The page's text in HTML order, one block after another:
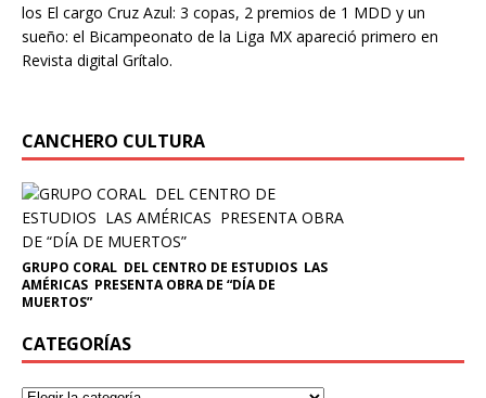
los El cargo Cruz Azul: 3 copas, 2 premios de 1 MDD y un
sueño: el Bicampeonato de la Liga MX apareció primero en
Revista digital Grítalo.
CANCHERO CULTURA
GRUPO CORAL DEL CENTRO DE ESTUDIOS LAS
AMÉRICAS PRESENTA OBRA DE “DÍA DE
MUERTOS”
CATEGORÍAS